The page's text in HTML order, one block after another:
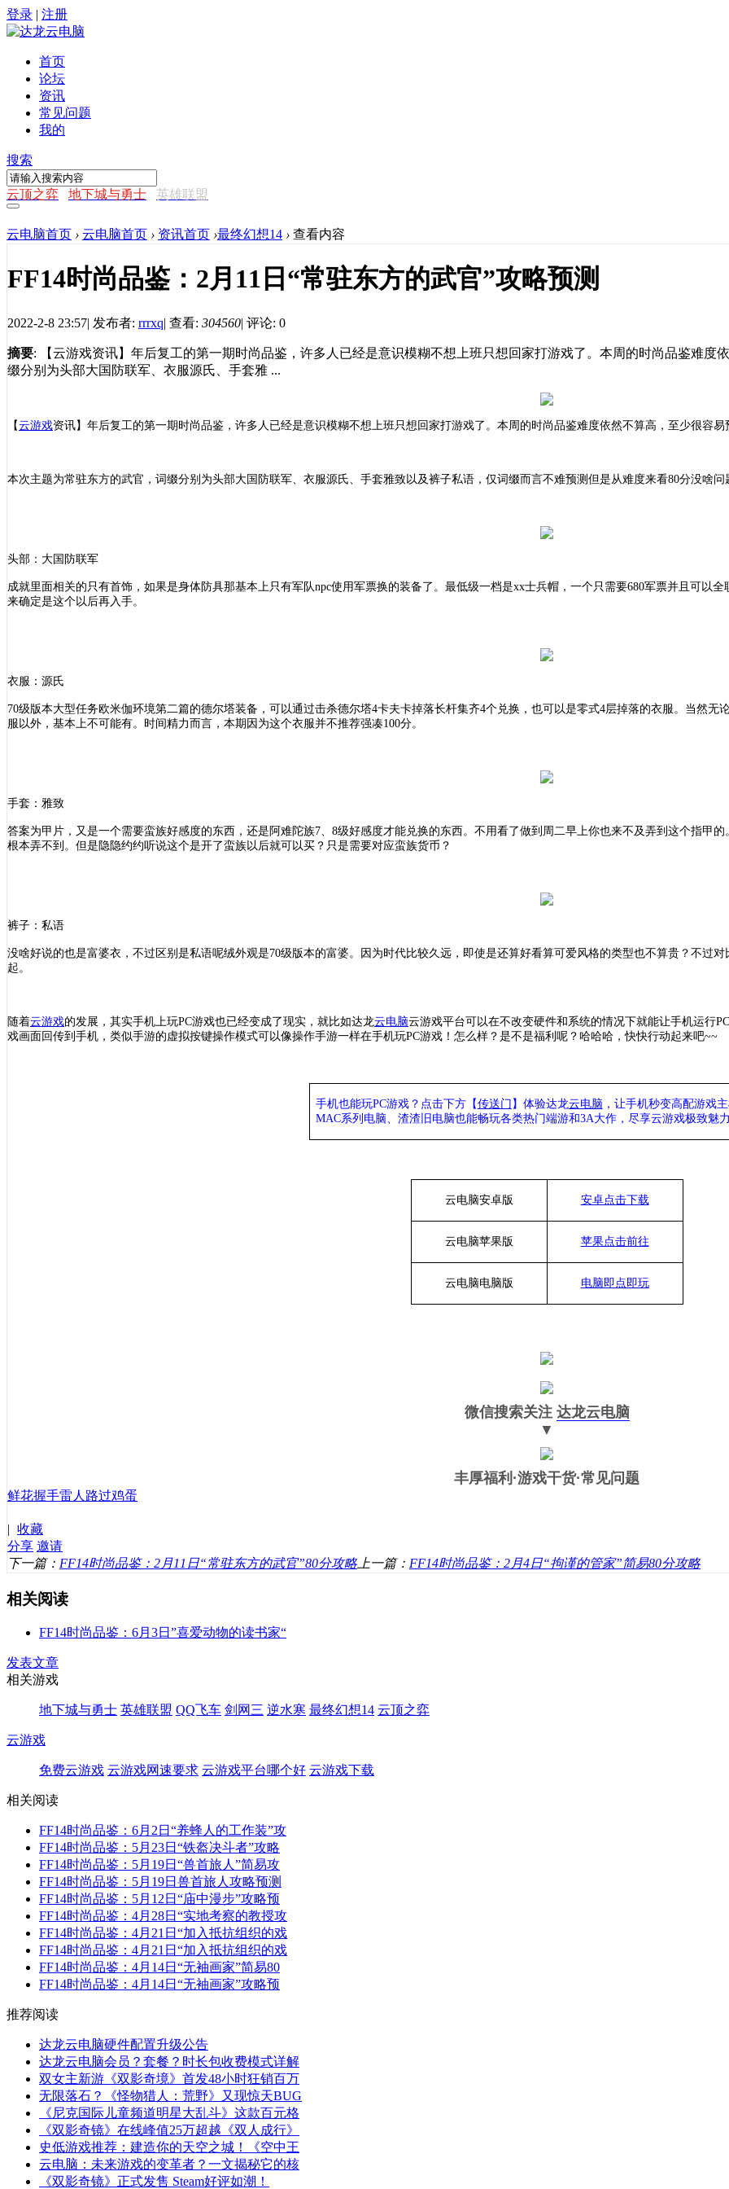
登录 | 注册
首页
论坛
资讯
常见问题
我的
搜索
云顶之弈 地下城与勇士 英雄联盟
云电脑首页 › 云电脑首页 › 资讯首页 ›最终幻想14 › 查看内容
FF14时尚品鉴：2月11日“常驻东方的武官”攻略预测
2022-2-8 23:57| 发布者: rrrxq| 查看: 304560| 评论: 0
摘要: 【云游戏资讯】年后复工的第一期时尚品鉴，许多人已经是意识模糊不想上班只想回家打游戏了。本周的时尚品鉴难度
缀分别为头部大国防联军、衣服源氏、手套雅 ...
【云游戏资讯】 年后复工的第一期时尚品鉴，许多人已经是意识模糊不想上班只想回家打游戏了。本周的时尚品鉴难度依然不算高，至少很容易
本次主题为常驻东方的武官，词缀分别为头部大国防联军、衣服源氏、手套雅致以及裤子私语，仅词缀而言不难预测但是从难度来看80分没啥问
头部：大国防联军
成就里面相关的只有首饰，如果是身体防具那基本上只有军队npc使用军票换的装备了。最低级一档是xx士兵帽，一个只需要680军票并且可以
来确定是这个以后再入手。
衣服：源氏
70级版本大型任务欧米伽环境第二篇的德尔塔装备，可以通过击杀德尔塔4卡夫卡掉落长杆集齐4个兑换，也可以是零式4层掉落的衣服。当然
服以外，基本上不可能有。时间精力而言，本期因为这个衣服并不推荐强凑100分。
手套：雅致
答案为甲片，又是一个需要蛮族好感度的东西，还是阿难陀族7、8级好感度才能兑换的东西。不用看了做到周二早上你也来不及弄到这个指甲
根本弄不到。但是隐隐约约听说这个是开了蛮族以后就可以买？只是需要对应蛮族货币？
裤子：私语
没啥好说的也是富婆衣，不过区别是私语呢绒外观是70级版本的富婆。因为时代比较久远，即使是还算好看算可爱风格的类型也不算贵？不过
起。
随着云游戏的发展，其实手机上玩PC游戏也已经变成了现实，就比如达龙云电脑云游戏平台可以在不改变硬件和系统的情况下就能让手机运行
戏画面回传到手机，类似手游的虚拟按键操作模式可以像操作手游一样在手机玩PC游戏！怎么样？是不是福利呢？哈哈哈，快快行动起来吧~~
手机也能玩PC游戏？点击下方【传送门 】 体验达龙云电脑 ，让手机秒变高配游戏
MAC系列电脑、 渣渣旧电脑也能畅玩各类热门端游和3A大作， 尽享云游戏极致魅力
云电脑安卓版 安卓点击下载
云电脑苹果版 苹果点击前往
云电脑电脑版 电脑即点即玩
微信搜索关注 达龙云电脑
▼
丰厚福利 ·游戏干货·常见问题
鲜花握手雷人 路过鸡蛋
| 收藏
分享 邀请
下一篇： FF14时尚品鉴：2月11日“常驻东方的武官”80分攻略 上一篇： FF14时尚品鉴：2月4日“拘谨的管家”简易80分攻略
相关阅读
FF14时尚品鉴：6月3日”喜爱动物的读书家“
发表文章
相关游戏
地下城与勇士 英雄联盟 QQ飞车 剑网三 逆水寒 最终幻想14 云顶之弈
云游戏
免费云游戏 云游戏网速要求 云游戏平台哪个好 云游戏下载
相关阅读
FF14时尚品鉴：6月2日“养蜂人的工作装”攻
FF14时尚品鉴：5月23日“铁盔决斗者”攻略
FF14时尚品鉴：5月19日“兽首旅人”简易攻
FF14时尚品鉴：5月19日兽首旅人攻略预测
FF14时尚品鉴：5月12日“庙中漫步”攻略预
FF14时尚品鉴：4月28日“实地考察的教授攻
FF14时尚品鉴：4月21日“加入抵抗组织的戏
FF14时尚品鉴：4月21日“加入抵抗组织的戏
FF14时尚品鉴：4月14日“无袖画家”简易80
FF14时尚品鉴：4月14日“无袖画家”攻略预
推荐阅读
达龙云电脑硬件配置升级公告
达龙云电脑会员？套餐？时长包收费模式详解
双女主新游《双影奇境》首发48小时狂销百万
无限落石？《怪物猎人：荒野》又现惊天BUG
《尼克国际儿童频道明星大乱斗》这款百元格
《双影奇镜》在线峰值25万超越《双人成行》
史低游戏推荐：建造你的天空之城！《空中王
云电脑：未来游戏的变革者？一文揭秘它的核
《双影奇镜》正式发售 Steam好评如潮！